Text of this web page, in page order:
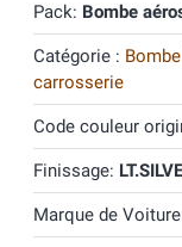
Pack: Bombe
Catégorie :
carrosserie
Code couleur
Finissage:
Marque de